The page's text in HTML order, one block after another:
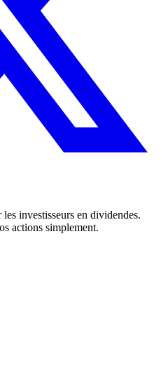
investisseurs en dividendes.
actions simplement.